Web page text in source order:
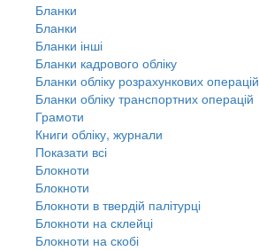
Бланки
Бланки
Бланки інші
Бланки кадрового обліку
Бланки обліку розрахункових операцій
Бланки обліку транспортних операцій
Грамоти
Книги обліку, журнали
Показати всі
Блокноти
Блокноти
Блокноти в твердій палітурці
Блокноти на склейці
Блокноти на скобі